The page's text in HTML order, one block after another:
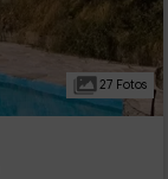
27 Fotos